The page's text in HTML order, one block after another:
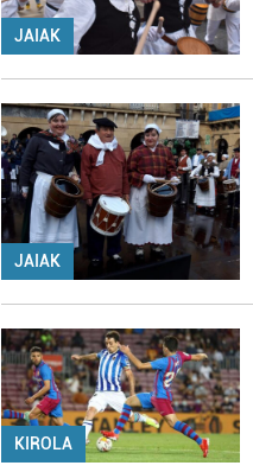
JAIAK
JAIAK
KIROLA